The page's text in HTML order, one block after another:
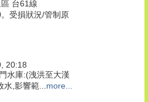
台61線
受損狀況/管制原
20:18
水庫:(洩洪至大漢
,影響範... more...